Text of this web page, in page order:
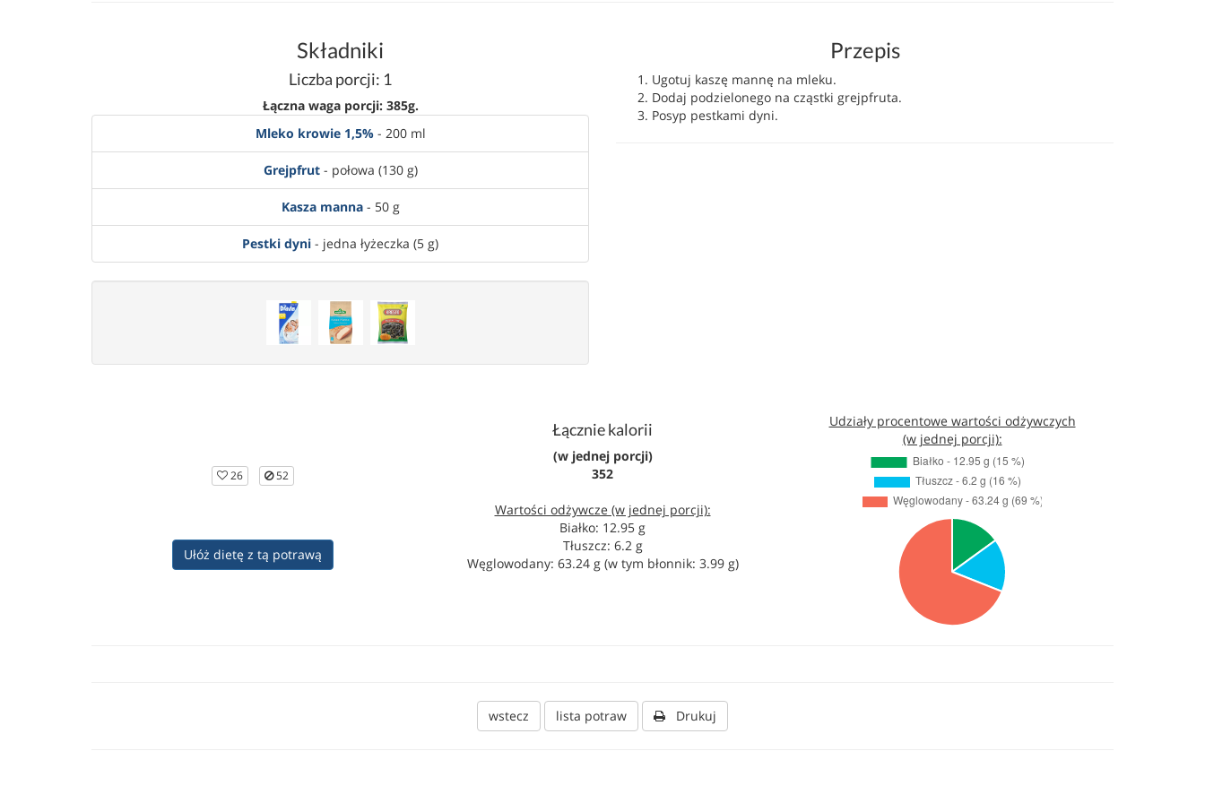
Składniki
Liczba porcji: 1
Łączna waga porcji: 385g.
Mleko krowie 1,5%- 200 ml
Grejpfrut- połowa (130 g)
Kasza manna- 50 g
Pestki dyni - jedna łyżeczka (5 g)
Przepis
Ugotuj kaszę mannę na mleku.
Dodaj podzielonego na cząstki grejpfruta.
Posyp pestkami dyni.
26 52
Ułóż dietę z tą potrawą
Łącznie kalorii
(w jednej porcji)
352
Wartości odżywcze (w jednej porcji):
Białko: 12.95 g
Tłuszcz: 6.2 g
Węglowodany: 63.24 g (w tym błonnik: 3.99 g)
Udziały procentowe wartości odżywczych
(w jednej porcji):
wstecz lista potraw Drukuj